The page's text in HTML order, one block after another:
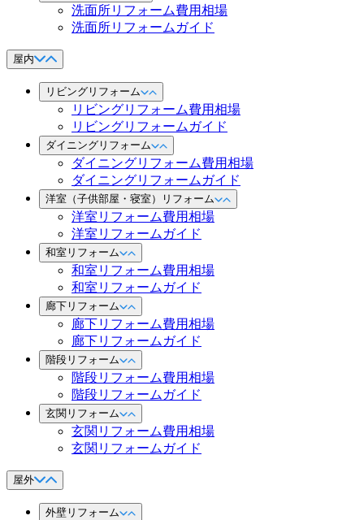
洗面所リフォーム費用相場
洗面所リフォームガイド
屋内
リビングリフォーム
リビングリフォーム費用相場
リビングリフォームガイド
ダイニングリフォーム
ダイニングリフォーム費用相場
ダイニングリフォームガイド
洋室（子供部屋・寝室）リフォーム
洋室リフォーム費用相場
洋室リフォームガイド
和室リフォーム
和室リフォーム費用相場
和室リフォームガイド
廊下リフォーム
廊下リフォーム費用相場
廊下リフォームガイド
階段リフォーム
階段リフォーム費用相場
階段リフォームガイド
玄関リフォーム
玄関リフォーム費用相場
玄関リフォームガイド
屋外
外壁リフォーム